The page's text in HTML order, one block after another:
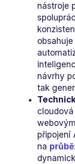
nástroje
návrhy
tak
připojení
na